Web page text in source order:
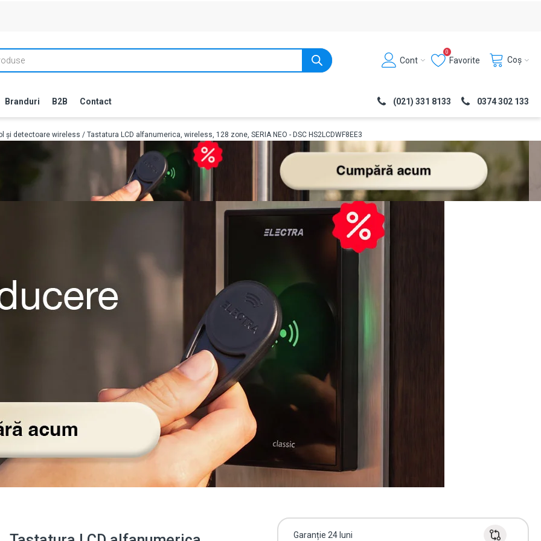
Cont
0
Favorite Coș
Branduri B2B Contact (021) 331 8133 0374 302 133
și detectoare wireless / Tastatura LCD alfanumerica, wireless, 128 zone, SERIA NEO - DSC HS2LCDWF8EE3
Garanție 24 luni